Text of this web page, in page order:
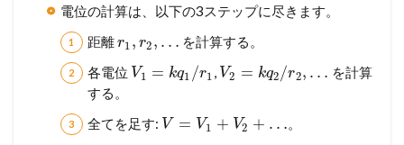
電位の計算は、以下の3ステップに尽きます。
距離r1 , r2 , … を計算する。
各電位 V1 = kq1 /r1 , V2 = kq2 /r2, … を計算
する。
全てを足す: V = V1 + V2 + …。